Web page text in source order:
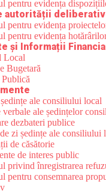
pentru evidența
autorității
pentru evidența
pentru evidența
și Informații
Local
Bugetară
ale consiliului local
verbale ale ședințelor
dezbateri publice
zi ședințe ale consiliului
de căsătorie
de interes public
privind înregistrarea
pentru consemnarea